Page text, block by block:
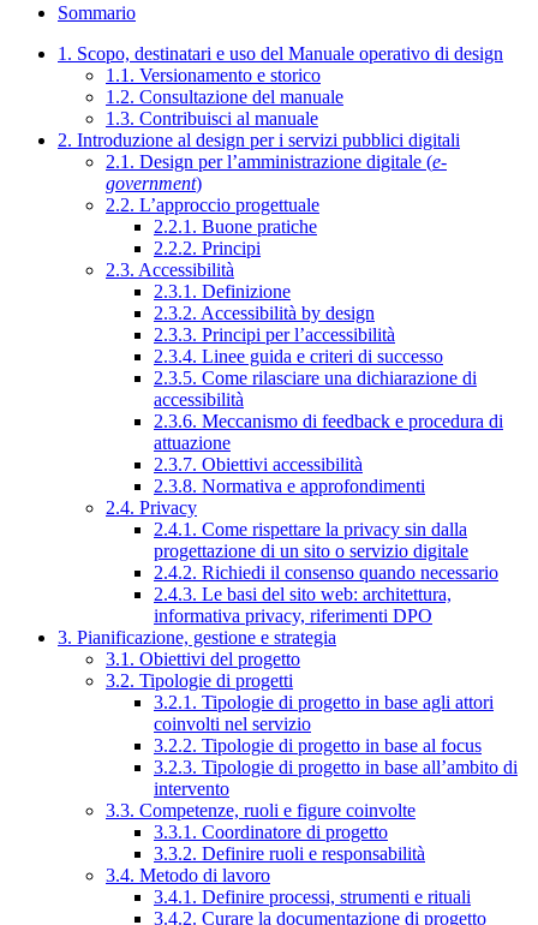
Sommario
1. Scopo, destinatari e uso del Manuale operativo di design
1.1. Versionamento e storico
1.2. Consultazione del manuale
1.3. Contribuisci al manuale
2. Introduzione al design per i servizi pubblici digitali
2.1. Design per l’amministrazione digitale (e-
government)
2.2. L’approccio progettuale
2.2.1. Buone pratiche
2.2.2. Principi
2.3. Accessibilità
2.3.1. Definizione
2.3.2. Accessibilità by design
2.3.3. Principi per l’accessibilità
2.3.4. Linee guida e criteri di successo
2.3.5. Come rilasciare una dichiarazione di
accessibilità
2.3.6. Meccanismo di feedback e procedura di
attuazione
2.3.7. Obiettivi accessibilità
2.3.8. Normativa e approfondimenti
2.4. Privacy
2.4.1. Come rispettare la privacy sin dalla
progettazione di un sito o servizio digitale
2.4.2. Richiedi il consenso quando necessario
2.4.3. Le basi del sito web: architettura,
informativa privacy, riferimenti DPO
3. Pianificazione, gestione e strategia
3.1. Obiettivi del progetto
3.2. Tipologie di progetti
3.2.1. Tipologie di progetto in base agli attori
coinvolti nel servizio
3.2.2. Tipologie di progetto in base al focus
3.2.3. Tipologie di progetto in base all’ambito di
intervento
3.3. Competenze, ruoli e figure coinvolte
3.3.1. Coordinatore di progetto
3.3.2. Definire ruoli e responsabilità
3.4. Metodo di lavoro
3.4.1. Definire processi, strumenti e rituali
3.4.2. Curare la documentazione di progetto